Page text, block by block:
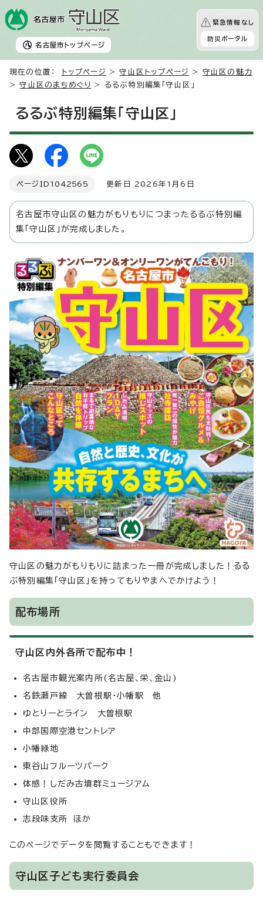
名古屋市 トップページ
緊急情報なし
防災ポータル
現在の位置： トップページ >守山区トップページ > 守山区の魅力
>守山区のまちめぐり > るるぶ特別編集「守山区」
るるぶ特別編集「守山区」
ページID 1042565 更新日 2026年1月6日
名古屋市守山区の魅力がもりもりにつまったるるぶ特別編
集「守山区」が完成しました。
守山区の魅力がもりもりに詰まった一冊が完成しました！るる
ぶ特別編集「守山区」を持ってもりやまへでかけよう！
配布場所
守山区内外各所で配布中！
名古屋市観光案内所(名古屋、栄、金山)
名鉄瀬戸線 大曽根駅・小幡駅 他
ゆとりーとライン 大曽根駅
中部国際空港セントレア
小幡緑地
東谷山フルーツパーク
体感！しだみ古墳群ミュージアム
守山区役所
志段味支所 ほか
このページでデータを閲覧することもできます！
守山区子ども実行委員会